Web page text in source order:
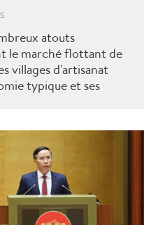
atouts
le marché flottant de
villages d'artisanat
typique et ses
axée sur le
de villégiature,
ainsi que le